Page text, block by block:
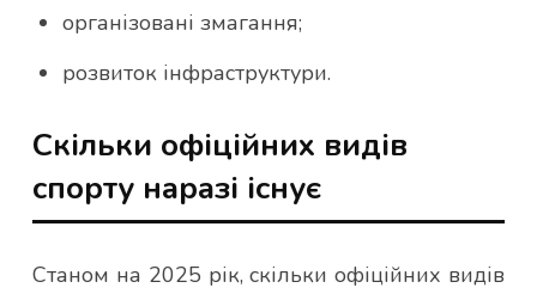
організовані змагання;
розвиток інфраструктури.
Скільки офіційних видів
спорту наразі існує
Станом на 2025 рік, скільки офіційних видів